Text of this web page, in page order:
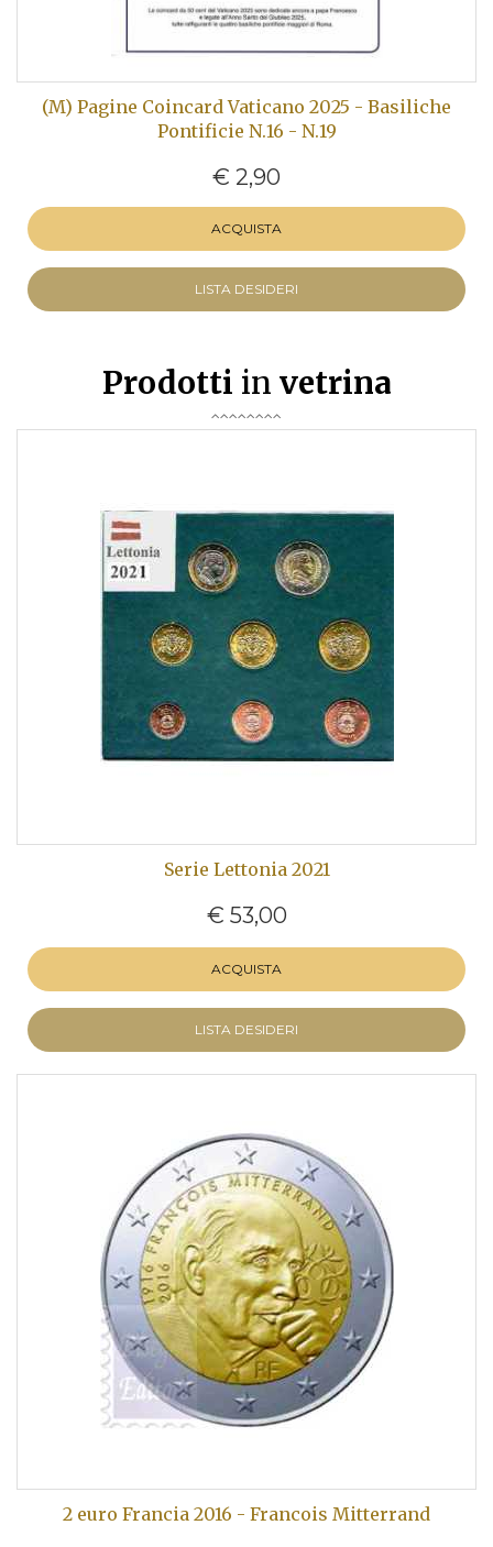
(M) Pagine Coincard Vaticano 2025 - Basiliche
Pontificie N.16 - N.19
€ 2,90
ACQUISTA
LISTA DESIDERI
Prodotti in vetrina
Serie Lettonia 2021
€ 53,00
ACQUISTA
LISTA DESIDERI
2 euro Francia 2016 - Francois Mitterrand